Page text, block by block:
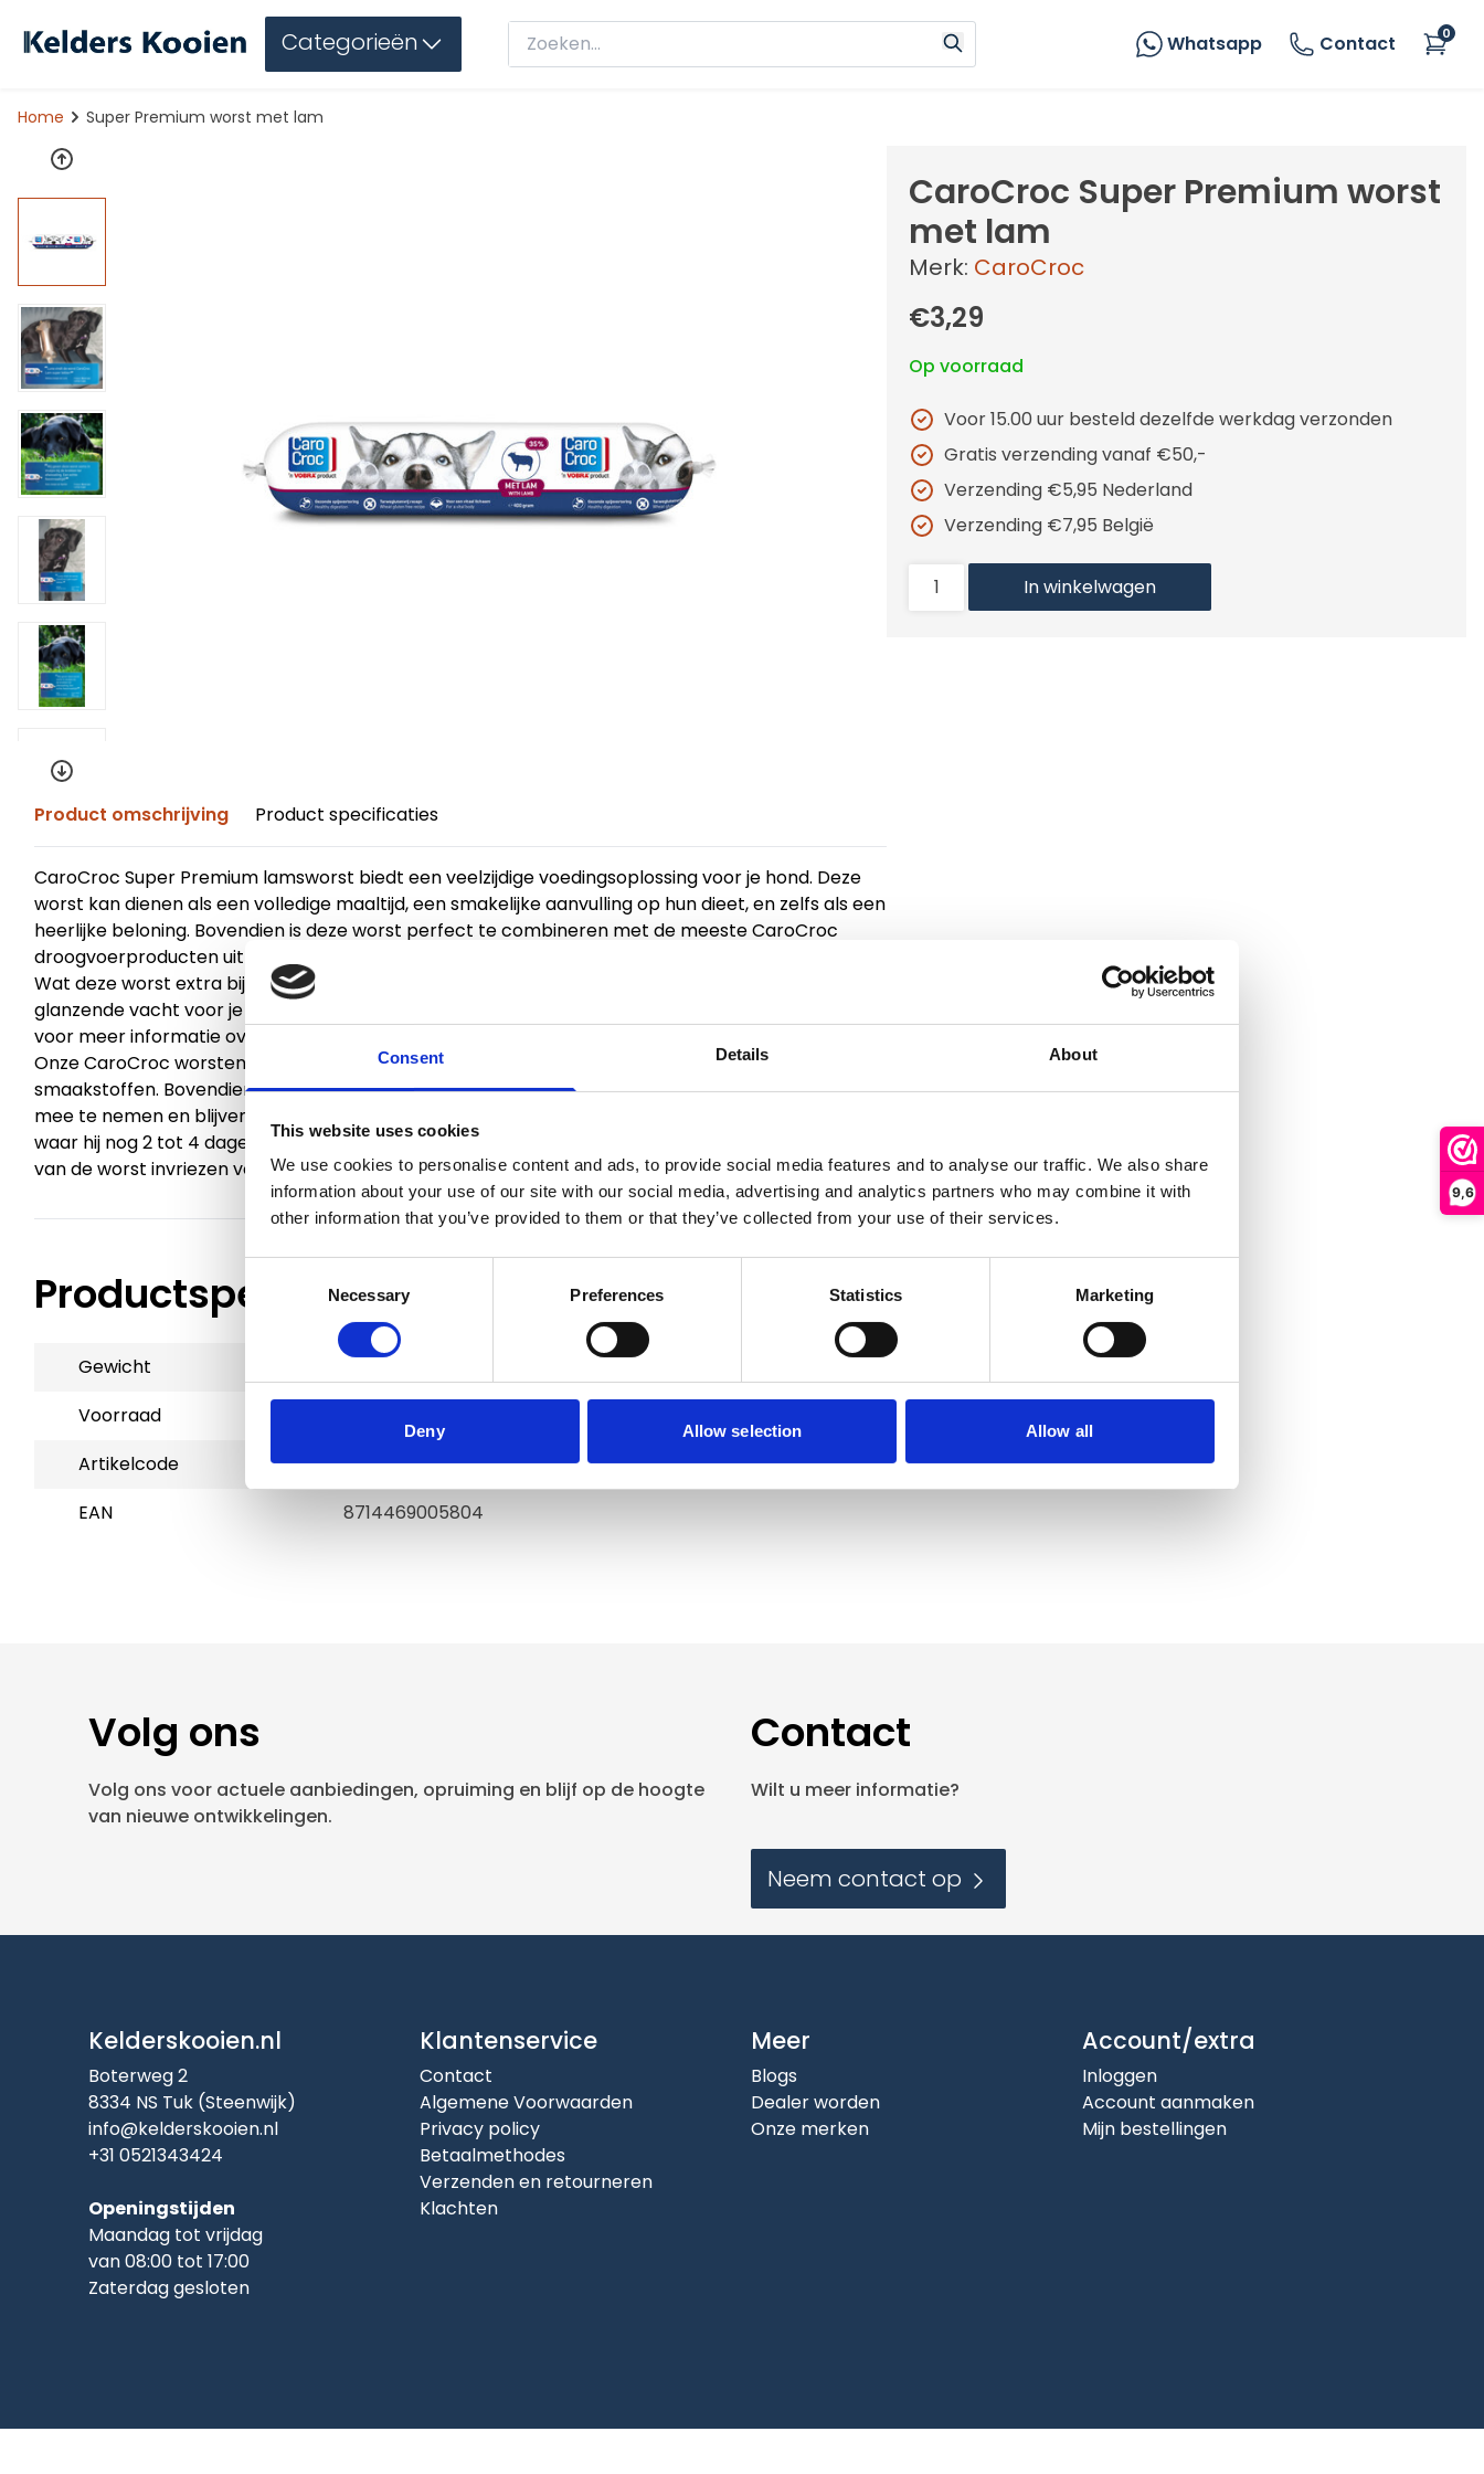
Consent Details About
This website uses cookies
We use cookies to personalise content and ads, to provide social media features and to analyse our traffic. We also share
information about your use of our site with our social media, advertising and analytics partners who may combine it with
other information that you’ve provided to them or that they’ve collected from your use of their services.
Selection
Necessary Preferences Statistics Marketing
Deny Allow selection Allow all
9,6
Categorieën Whatsapp Contact 0
Home Super Premium worst met lam
Product omschrijving Product specificaties
CaroCroc Super Premium lamsworst biedt een veelzijdige voedingsoplossing voor je hond. Deze
worst kan dienen als een volledige maaltijd, een smakelijke aanvulling op hun dieet, en zelfs als een
heerlijke beloning. Bovendien is deze worst perfect te combineren met de meeste CaroCroc
droogvoerproducten uit onze gouden Super Premium lijn.
Wat deze worst extra bijzonder maakt, is de toevoeging van schapenvet, wat bijdraagt aan een
glanzende vacht voor je trouwe metgezel. Wil je ook de variant met kip proberen? Klik dan hier
voor meer informatie over dit product.
Onze CaroCroc worsten zijn 100% natuurlijk en bevatten geen kunstmatige geur-, kleur- en
smaakstoffen. Bovendien zijn ze volledig vrij van tarwegluten. Deze handige worsten zijn makkelijk
mee te nemen en blijven goed houdbaar. Na opening bewaar je de worst eenvoudig in de koelkast,
waar hij nog 2 tot 4 dagen vers blijft. En als je je hond kleinere porties geeft, kun je gerust een deel
van de worst invriezen voor later gebruik.
Productspecificaties
Gewicht
Voorraad
Artikelcode
800795A
EAN
8714469005804
CaroCroc Super Premium worst
met lam
Merk: CaroCroc
€3,29
Op voorraad
Voor 15.00 uur besteld dezelfde werkdag verzonden
Gratis verzending vanaf €50,-
Verzending €5,95 Nederland
Verzending €7,95 België
In winkelwagen
Volg ons
Volg ons voor actuele aanbiedingen, opruiming en blijf op de hoogte
van nieuwe ontwikkelingen.
Contact
Wilt u meer informatie?
Neem contact op
Kelderskooien.nl
Boterweg 2
8334 NS Tuk (Steenwijk)
info@kelderskooien.nl
+31 0521343424
Openingstijden
Maandag tot vrijdag
van 08:00 tot 17:00
Zaterdag gesloten
Klantenservice
Contact
Algemene Voorwaarden
Privacy policy
Betaalmethodes
Verzenden en retourneren
Klachten
Meer
Blogs
Dealer worden
Onze merken
Account/extra
Inloggen
Account aanmaken
Mijn bestellingen